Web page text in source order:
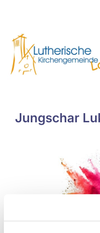
Jungschar